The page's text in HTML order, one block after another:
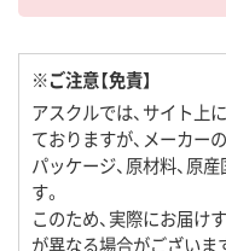
※ご注意【免責】
アスクルでは、サイト上
ておりますが、メーカー
パッケージ、原材料、原
す。
このため、実際にお届け
が異なる場合がございま